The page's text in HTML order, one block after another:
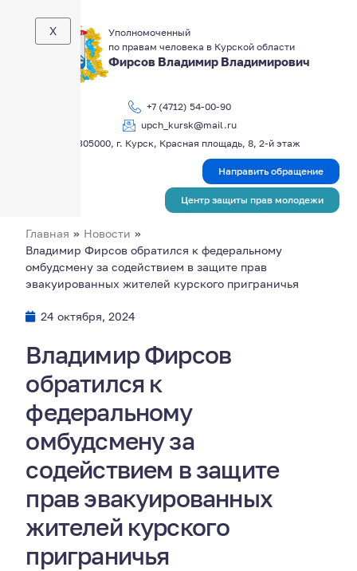
Уполномоченный
по правам человека в Курской области
Фирсов Владимир Владимирович
+7 (4712) 54-00-90
upch_kursk@mail.ru
305000, г. Курск, Красная площадь, 8, 2-й этаж
X
Направить обращение
Центр защиты прав молодежи
Главная » Новости »
Владимир Фирсов обратился к федеральному
омбудсмену за содействием в защите прав
эвакуированных жителей курского приграничья
24 октября, 2024
Владимир Фирсов
обратился к
федеральному
омбудсмену за
содействием в защите
прав эвакуированных
жителей курского
приграничья